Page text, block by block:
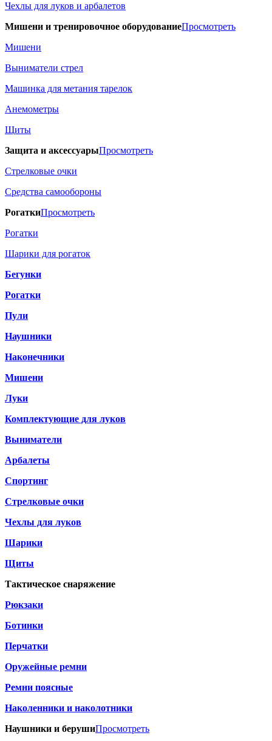
Чехлы для луков и арбалетов
Мишени и тренировочное оборудованиеПросмотреть
Мишени
Выниматели стрел
Машинка для метания тарелок
Анемометры
Щиты
Защита и аксессуарыПросмотреть
Стрелковые очки
Средства самообороны
РогаткиПросмотреть
Рогатки
Шарики для рогаток
Бегунки
Рогатки
Пули
Наушники
Наконечники
Мишени
Луки
Комплектующие для луков
Выниматели
Арбалеты
Спортинг
Стрелковые очки
Чехлы для луков
Шарики
Щиты
Тактическое снаряжение
Рюкзаки
Ботинки
Перчатки
Оружейные ремни
Ремни поясные
Наколенники и наколотники
Наушники и берушиПросмотреть